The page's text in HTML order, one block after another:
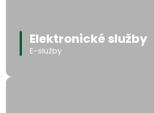
Elektronické služby
E-služby